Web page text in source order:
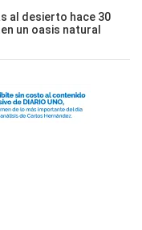
al desierto hace 30
un oasis natural